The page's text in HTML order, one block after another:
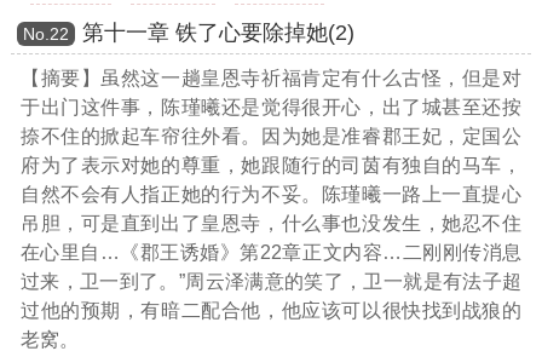
Νο.22 第十一章 铁了心要除掉她(2)
【摘要】虽然这一趟皇恩寺祈福肯定有什么古怪，但是对
于出门这件事，陈瑾曦还是觉得很开心，出了城甚至还按
捺不住的掀起车帘往外看。因为她是准睿郡王妃，定国公
府为了表示对她的尊重，她跟随行的司茵有独自的马车，
自然不会有人指正她的行为不妥。陈瑾曦一路上一直提心
吊胆，可是直到出了皇恩寺，什么事也没发生，她忍不住
在心里自 …《郡王诱婚》第22章正文内容… 二刚刚传消息
过来，卫一到了。”周云泽满意的笑了，卫一就是有法子超
过他的预期，有暗二配合他，他应该可以很快找到战狼的
老窝。